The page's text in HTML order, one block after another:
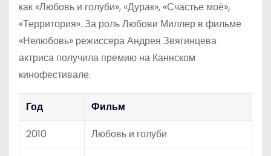
как «Любовь и голуби», «Дурак», «Счастье моё»,
«Территория». За роль Любови Миллер в фильме
«Нелюбовь» режиссера Андрея Звягинцева
актриса получила премию на Каннском
кинофестивале.
Год
Фильм
2010
Любовь и голуби